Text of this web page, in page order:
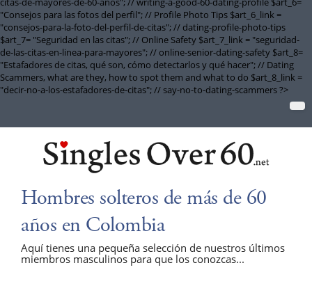
"Consejos para las fotos del perfil"; // Profile Photo Tips $art_6_link =
"consejos-para-la-foto-del-perfil-de-citas"; // dating-profile-photo-tips
$art_7= "Seguridad en las citas"; // Online Safety $art_7_link = "seguridad-
de-las-citas-en-linea-para-mayores"; // online-senior-dating-safety $art_8=
"Estafadores de citas, qué son, cómo detectarlos y qué hacer"; // Dating
Scammers, what are they, how to spot them and what to do $art_8_link =
"decir-no-a-los-estafadores-de-citas"; // say-no-to-dating-scammers ?>
Hombres solteros de más de 60
años en Colombia
Aquí tienes una pequeña selección de nuestros últimos
miembros masculinos para que los conozcas...